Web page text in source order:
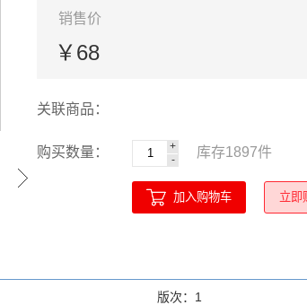
销售价
￥68
关联商品：
购买数量：
+
-
库存1897件
加入购物车 立即
版次：1